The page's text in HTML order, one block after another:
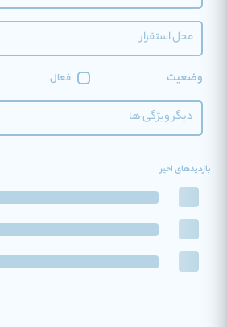
محل استقرار
وضعیت فعال
دیگر ویژگی ها
بازدیدهای اخیر